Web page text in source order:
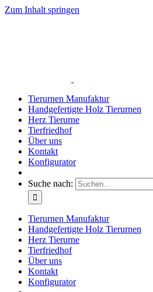
Zum Inhalt springen
Tierurnen Manufaktur
Handgefertigte Holz Tierurnen
Herz Tierurne
Tierfriedhof
Über uns
Kontakt
Konfigurator
Suche nach:
Tierurnen Manufaktur
Handgefertigte Holz Tierurnen
Herz Tierurne
Tierfriedhof
Über uns
Kontakt
Konfigurator